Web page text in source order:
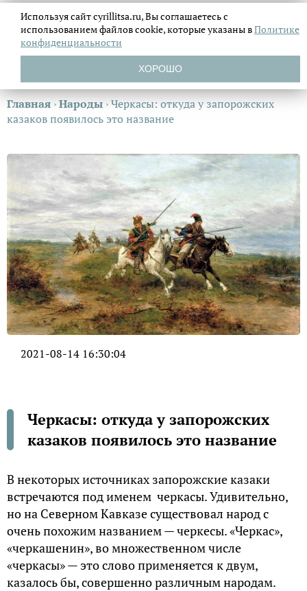
Главная ›Народы ›Черкасы: откуда у запорожских
казаков появилось это название
2021-08-14 16:30:04
Черкасы: откуда у запорожских
казаков появилось это название
В некоторых источниках запорожские казаки
встречаются под именем черкасы. Удивительно,
но на Северном Кавказе существовал народ с
очень похожим названием — черкесы. «Черкас»,
«черкашенин», во множественном числе
«черкасы» — это слово применяется к двум,
казалось бы, совершенно различным народам.
Используя сайт cyrillitsa.ru, Вы соглашаетесь с
использованием файловcookie, которые указаны вПолитике
конфиденциальности
ХОРОШО